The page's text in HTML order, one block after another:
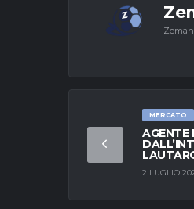
MERCATO
AGENTE
2 LUGLIO